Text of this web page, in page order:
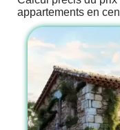
appartements en